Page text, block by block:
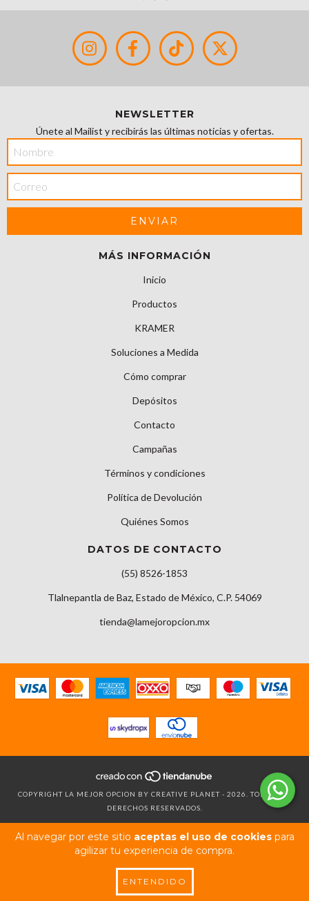
Al navegar por este sitio aceptas el uso de cookiespara
agilizar tu experiencia de compra.
ENTENDIDO
NEWSLETTER
Únete al Mailist y recibirás las últimas noticias y ofertas.
MÁS INFORMACIÓN
Inicio
Productos
KRAMER
Soluciones a Medida
Cómo comprar
Depósitos
Contacto
Campañas
Términos y condiciones
Política de Devolución
Quiénes Somos
DATOS DE CONTACTO
(55) 8526-1853
Tlalnepantla de Baz, Estado de México, C.P. 54069
tienda@lamejoropcion.mx
COPYRIGHT LA MEJOR OPCION BY CREATIVE PLANET - 2026. TODOS LOS
DERECHOS RESERVADOS.